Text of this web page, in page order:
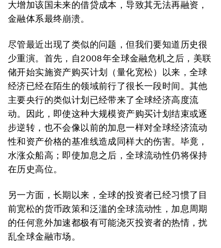
大增加该国未来的借贷成本，导致其无法再融资，
金融体系最终崩溃。
尽管最近出现了类似的问题，但我们要知道历史很
少重演。首先，自2008年全球金融危机之后，美联
储开始实施资产购买计划（量化宽松）以来，全球
经济已经在陌生的领域前行了很长一段时间。其他
主要央行的类似计划已经带来了全球经济高度流
动。因此，即使这种大规模资产购买计划结束或逐
步逆转，也不会像以前的加息一样对全球经济流动
性和资产价格的基准线造成同样大的伤害。毕竟，
水涨众船高；即使加息之后，全球流动性仍将保持
在历史高位。
另一方面，长期以来，全球的投资者已经习惯了目
前宽松的货币政策和泛滥的全球流动性，加息周期
的任何意外加速都极有可能浇灭投资者的热情，扰
乱全球金融市场。